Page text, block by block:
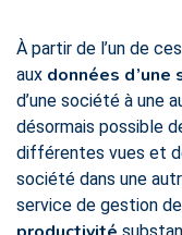
À partir de l’un de
aux données d’une
d’une société à une
désormais possible
différentes vues et
société dans une
service de gestion